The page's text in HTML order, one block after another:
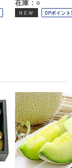
在庫：○
NEW OPポイン